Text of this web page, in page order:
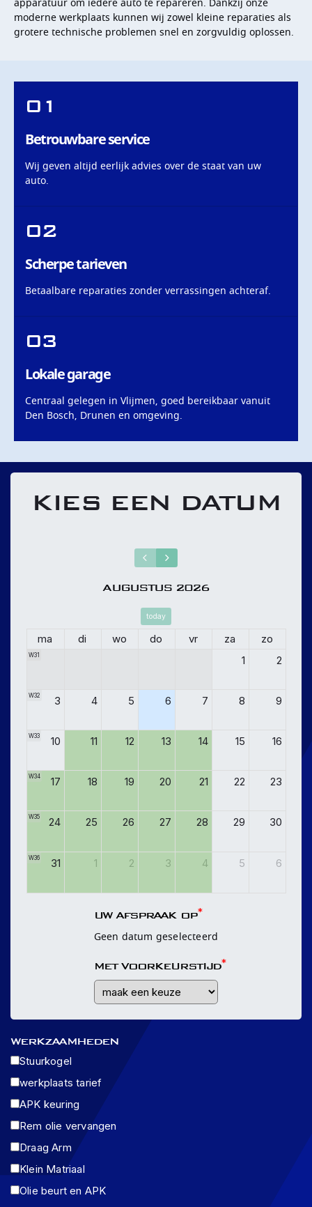
apparatuur om iedere auto te repareren. Dankzij onze
moderne werkplaats kunnen wij zowel kleine reparaties als
grotere technische problemen snel en zorgvuldig oplossen.
01
Betrouwbare service
Wij geven altijd eerlijk advies over de staat van uw
auto.
02
Scherpe tarieven
Betaalbare reparaties zonder verrassingen achteraf.
03
Lokale garage
Centraal gelegen in Vlijmen, goed bereikbaar vanuit
Den Bosch, Drunen en omgeving.